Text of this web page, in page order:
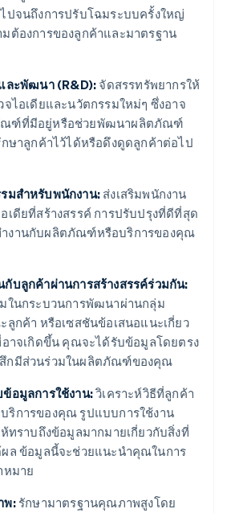
ปจนถึงการปรับโฉมระบบครั้งใหญ่
ต้องการของลูกค้าและมาตรฐาน
ละพัฒนา (R&D): จัดสรรทรัพยากรให้
จไอเดียและนวัตกรรมใหม่ๆ ซึ่งอาจ
ฑ์ที่มีอยู่หรือช่วยพัฒนาผลิตภัณฑ์
ษาลูกค้าไว้ได้หรือดึงดูดลูกค้าต่อไป
มสำหรับพนักงาน: ส่งเสริมพนักงาน
เดียที่สร้างสรรค์ การปรับปรุงที่ดีที่สุด
งานกับผลิตภัณฑ์หรือบริการของคุณ
กับลูกค้าผ่านการสร้างสรรค์ร่วมกัน:
ในกระบวนการพัฒนาผ่านกลุ่ม
กค้า หรือเซสชันข้อเสนอแนะเกี่ยว
อาจเกิดขึ้น คุณจะได้รับข้อมูลโดยตรง
สึกมีส่วนร่วมในผลิตภัณฑ์ของคุณ
อมูลการใช้งาน:วิเคราะห์วิธีที่ลูกค้า
การของคุณ รูปแบบการใช้งาน
ห้ทราบถึงข้อมูลมากมายเกี่ยวกับสิ่งที่
ล ข้อมูลนี้จะช่วยแนะนำคุณในการ
หมาย
พ:รักษามาตรฐานคุณภาพสูงโดย